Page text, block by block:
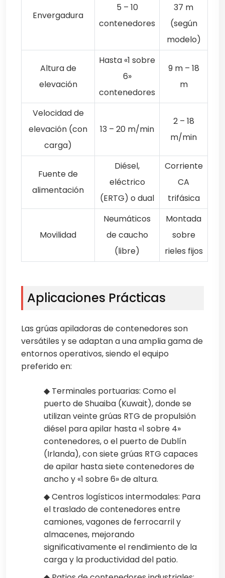
Envergadura
5 – 10
contenedores
37 m
(según
modelo)
Altura de
elevación
Hasta «1 sobre
6»
contenedores
9 m – 18
m
Velocidad de
elevación (con
carga)
13 – 20 m/min
2 – 18
m/min
Fuente de
alimentación
Diésel,
eléctrico
(ERTG) o dual
Corriente
CA
trifásica
Movilidad
Neumáticos
de caucho
(libre)
Montada
sobre
rieles fijos
Aplicaciones Prácticas
Las grúas apiladoras de contenedores son
versátiles y se adaptan a una amplia gama de
entornos operativos, siendo el equipo
preferido en:
◆ Terminales portuarias: Como el
puerto de Shuaiba (Kuwait), donde se
utilizan veinte grúas RTG de propulsión
diésel para apilar hasta «1 sobre 4»
contenedores, o el puerto de Dublín
(Irlanda), con siete grúas RTG capaces
de apilar hasta siete contenedores de
ancho y «1 sobre 6» de altura.
◆ Centros logísticos intermodales: Para
el traslado de contenedores entre
camiones, vagones de ferrocarril y
almacenes, mejorando
significativamente el rendimiento de la
carga y la productividad del patio.